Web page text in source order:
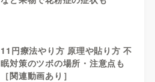
11円療法やり方 原理や貼り方 不
眠対策のツボの場所・注意点も
［関連動画あり］